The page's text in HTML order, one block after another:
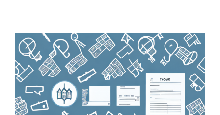
Zeige
grösseres
Bild